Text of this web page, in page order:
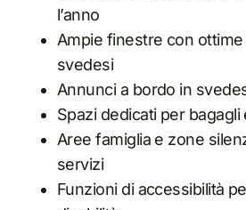
l’anno
Ampie finestre con
svedesi
Annunci a bordo in
Spazi dedicati per bagagli
Aree famiglia e zone
servizi
Funzioni di accessibilità